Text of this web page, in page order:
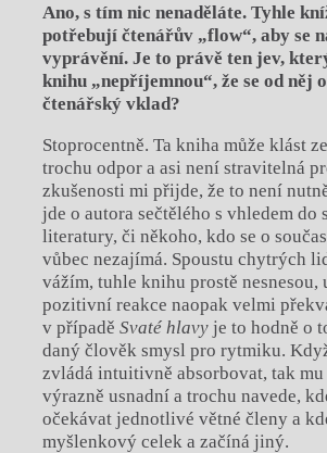
Ano, s tím nic nenaděláte. Tyhle
potřebují čtenářův „flow“, aby se
vyprávění. Je to právě ten jev,
knihu „nepříjemnou“, že se od něj
čtenářský vklad?
Stoprocentně. Ta kniha může klást
trochu odpor a asi není stravitelná
zkušenosti mi přijde, že to není
jde o autora sečtělého s vhledem do
literatury, či někoho, kdo se o
vůbec nezajímá. Spoustu chytrých
vážím, tuhle knihu prostě nesnesou,
pozitivní reakce naopak velmi
v případě Svaté hlavyje to hodně o
daný člověk smysl pro rytmiku.
zvládá intuitivně absorbovat, tak mu
výrazně usnadní a trochu navede,
očekávat jednotlivé větné členy a
myšlenkový celek a začíná jiný.